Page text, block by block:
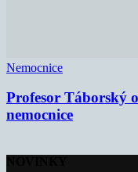
Nemocnice
Profesor Táborský
nemocnice